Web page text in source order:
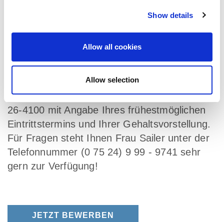
Show details
Allow all cookies
Allow selection
und Ausbildungszeugnis als PDF) per E-Mail
an bewerbung@hymer.com auf die Position
"KFZ-Mechatroniker (m/w/d)" mit der Job-ID
26-4100 mit Angabe Ihres frühestmöglichen
Eintrittstermins und Ihrer Gehaltsvorstellung.
Für Fragen steht Ihnen Frau Sailer unter der
Telefonnummer (0 75 24) 9 99 - 9741 sehr
gern zur Verfügung!
JETZT BEWERBEN